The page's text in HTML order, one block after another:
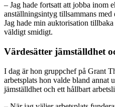
– Jag hade fortsatt att jobba inom
anställningsintyg tillsammans
Jag hade min auktorisation
väldigt smidigt.
Värdesätter jämställdhet
I dag är hon gruppchef på Grant
arbetsplats hon valde bland annat
jämställdhet och ett hållbart